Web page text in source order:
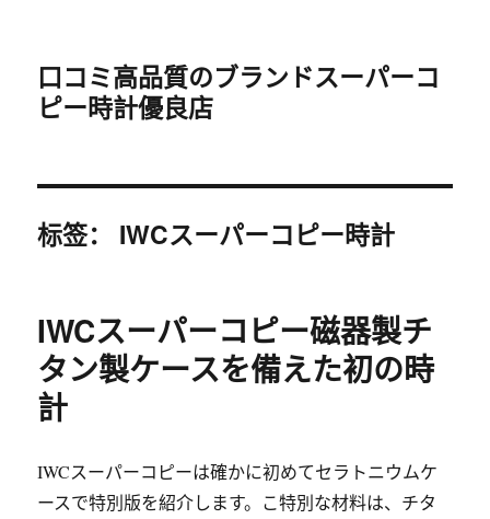
口コミ高品質のブランドスーパーコ
ピー時計優良店
标签： IWCスーパーコピー時計
IWCスーパーコピー磁器製チ
タン製ケースを備えた初の時
計
IWCスーパーコピーは確かに初めてセラトニウムケ
ースで特別版を紹介します。こ特別な材料は、チタ